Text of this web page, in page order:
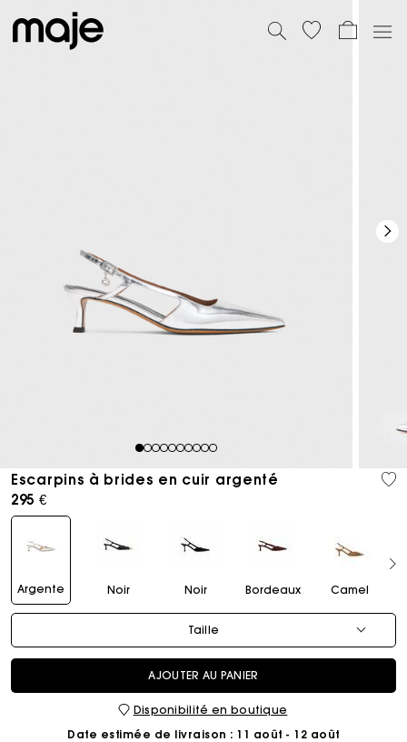
12345678910
Escarpins à brides en cuir argenté
295 €
Argente Noir Noir Bordeaux Camel
Taille
AJOUTER AU PANIER
Disponibilité en boutique
Date estimée de livraison : 11 août - 12 août